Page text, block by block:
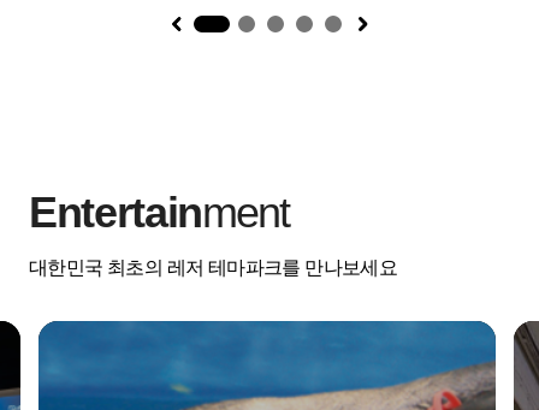
1
Entertainment
대한민국 최초의 레저 테마파크를 만나보세요